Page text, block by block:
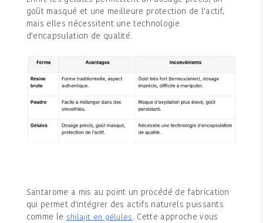
goût masqué et une meilleure protection de l’actif,
mais elles nécessitent une technologie
d’encapsulation de qualité.
Santarome a mis au point un procédé de fabrication
qui permet d'intégrer des actifs naturels puissants
comme le shilajit en gélules . Cette approche vous